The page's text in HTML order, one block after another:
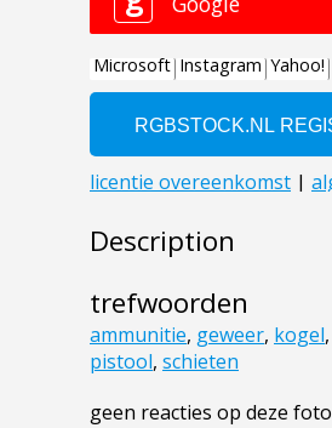
Description
trefwoorden
ammunitie, geweer, kogel,
pistool, schieten
geen reacties op deze foto